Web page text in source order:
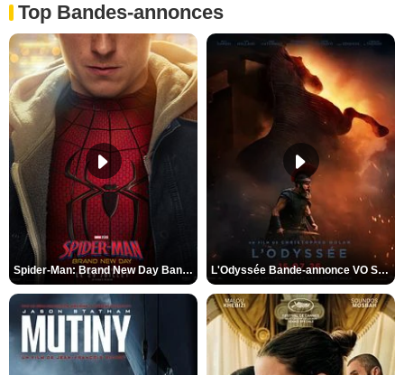
Top Bandes-annonces
Spider-Man: Brand New Day Bande-annonce VO STFR L'Odyssée Bande-annonce VO STFR